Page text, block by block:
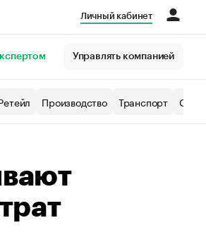
Личный кабинет
Управлять компанией
Производство Транспорт